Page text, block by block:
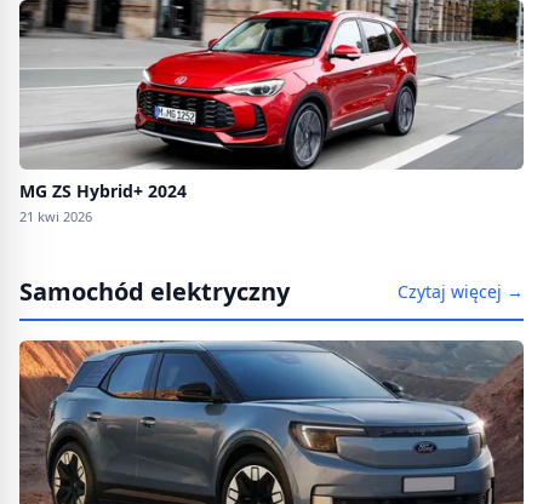
MG ZS Hybrid+ 2024
21 kwi 2026
Samochód elektryczny Czytaj więcej →